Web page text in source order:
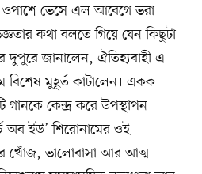
ওপাশে ভেসে এল আবেগে ভরা
কথা বলতে গিয়ে যেন কিছুটা
দুপুরে জানালেন, ঐতিহ্যবাহী এ
বিশেষ মুহূর্ত কাটালেন। একক
গানকে কেন্দ্র করে উপস্থাপন
অব ইউ’ শিরোনামের ওই
খোঁজ, ভালোবাসা আর আত্ম-